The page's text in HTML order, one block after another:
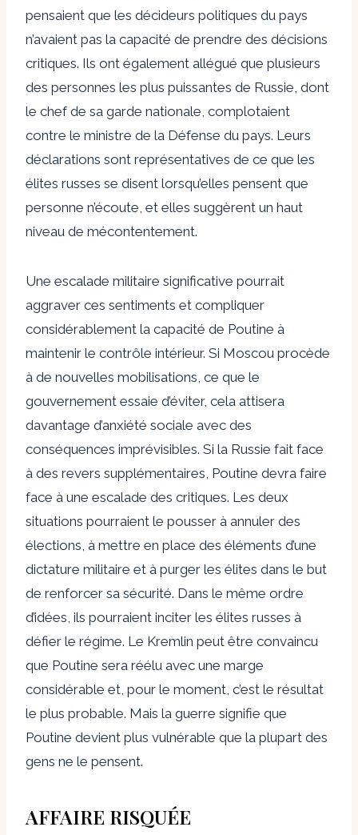
pensaient que les décideurs politiques du pays
n’avaient pas la capacité de prendre des décisions
critiques. Ils ont également allégué que plusieurs
des personnes les plus puissantes de Russie, dont
le chef de sa garde nationale, complotaient
contre le ministre de la Défense du pays. Leurs
déclarations sont représentatives de ce que les
élites russes se disent lorsqu’elles pensent que
personne n’écoute, et elles suggèrent un haut
niveau de mécontentement.
Une escalade militaire significative pourrait
aggraver ces sentiments et compliquer
considérablement la capacité de Poutine à
maintenir le contrôle intérieur. Si Moscou procède
à de nouvelles mobilisations, ce que le
gouvernement essaie d’éviter, cela attisera
davantage d’anxiété sociale avec des
conséquences imprévisibles. Si la Russie fait face
à des revers supplémentaires, Poutine devra faire
face à une escalade des critiques. Les deux
situations pourraient le pousser à annuler des
élections, à mettre en place des éléments d’une
dictature militaire et à purger les élites dans le but
de renforcer sa sécurité. Dans le même ordre
d’idées, ils pourraient inciter les élites russes à
défier le régime. Le Kremlin peut être convaincu
que Poutine sera réélu avec une marge
considérable et, pour le moment, c’est le résultat
le plus probable. Mais la guerre signifie que
Poutine devient plus vulnérable que la plupart des
gens ne le pensent.
AFFAIRE RISQUÉE